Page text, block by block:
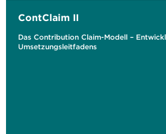
ContClaim II
Das Contribution Claim-Modell –
Umsetzungsleitfadens